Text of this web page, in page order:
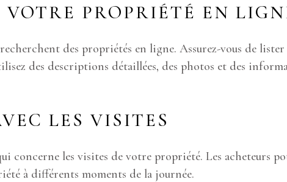
PROPRIÉTÉ EN
des propriétés en ligne. Assurez-vous de
des descriptions détaillées, des photos et des
LES VISITES
concerne les visites de votre propriété. Les acheteurs
à différents moments de la journée.